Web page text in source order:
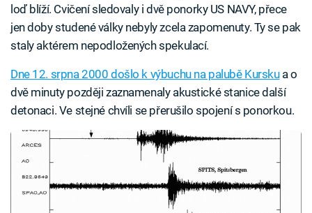
loď blíží. Cvičení sledovaly i dvě ponorky US NAVY, přece
jen doby studené války nebyly zcela zapomenuty. Ty se pak
staly aktérem nepodložených spekulací.
Dne 12. srpna 2000 došlo k výbuchu na palubě Kurskua o
dvě minuty později zaznamenaly akustické stanice další
detonaci. Ve stejné chvíli se přerušilo spojení s ponorkou.